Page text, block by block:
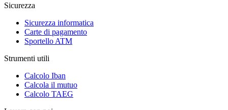
Sicurezza
Sicurezza informatica
Carte di pagamento
Sportello ATM
Strumenti utili
Calcolo Iban
Calcola il mutuo
Calcolo TAEG